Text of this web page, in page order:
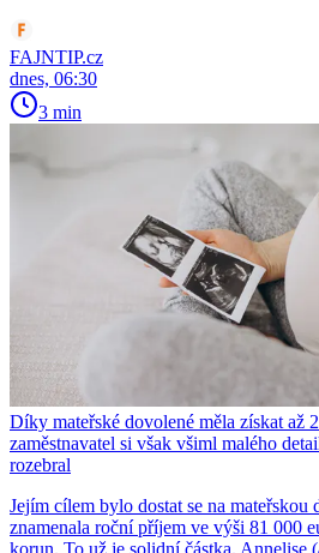
FAJNTIP.cz
dnes, 06:30
3 min
Díky mateřské dovolené měla získat až
zaměstnavatel si však všiml malého
rozebral
Jejím cílem bylo dostat se na
znamenala roční příjem ve výši 81 000
korun. To už je solidní částka. Annelise